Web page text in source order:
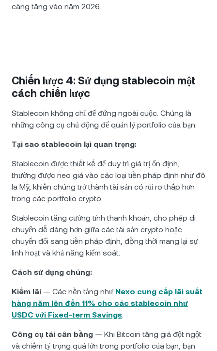
càng tăng vào năm 2026.
Chiến lược 4: Sử dụng stablecoin một
cách chiến lược
Stablecoin không chỉ để đứng ngoài cuộc. Chúng là
những công cụ chủ động để quản lý portfolio của bạn.
Tại sao stablecoin lại quan trọng:
Stablecoin được thiết kế để duy trì giá trị ổn định,
thường được neo giá vào các loại tiền pháp định như đô
la Mỹ, khiến chúng trở thành tài sản có rủi ro thấp hơn
trong các portfolio crypto.
Stablecoin tăng cường tính thanh khoản, cho phép di
chuyển dễ dàng hơn giữa các tài sản crypto hoặc
chuyển đổi sang tiền pháp định, đồng thời mang lại sự
linh hoạt và khả năng kiểm soát.
Cách sử dụng chúng:
Kiếm lãi — Các nền tảng như Nexo cung cấp lãi suất
hàng năm lên đến 11% cho các stablecoin như
USDC với Fixed-term Savings.
Công cụ tái cân bằng — Khi Bitcoin tăng giá đột ngột
và chiếm tỷ trọng quá lớn trong portfolio của bạn, bạn